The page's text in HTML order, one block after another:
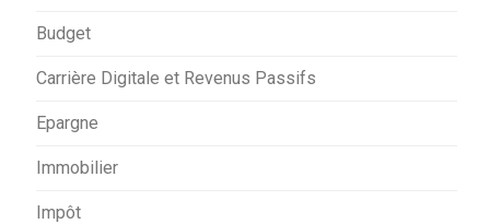
Budget
Carrière Digitale et Revenus Passifs
Epargne
Immobilier
Impôt